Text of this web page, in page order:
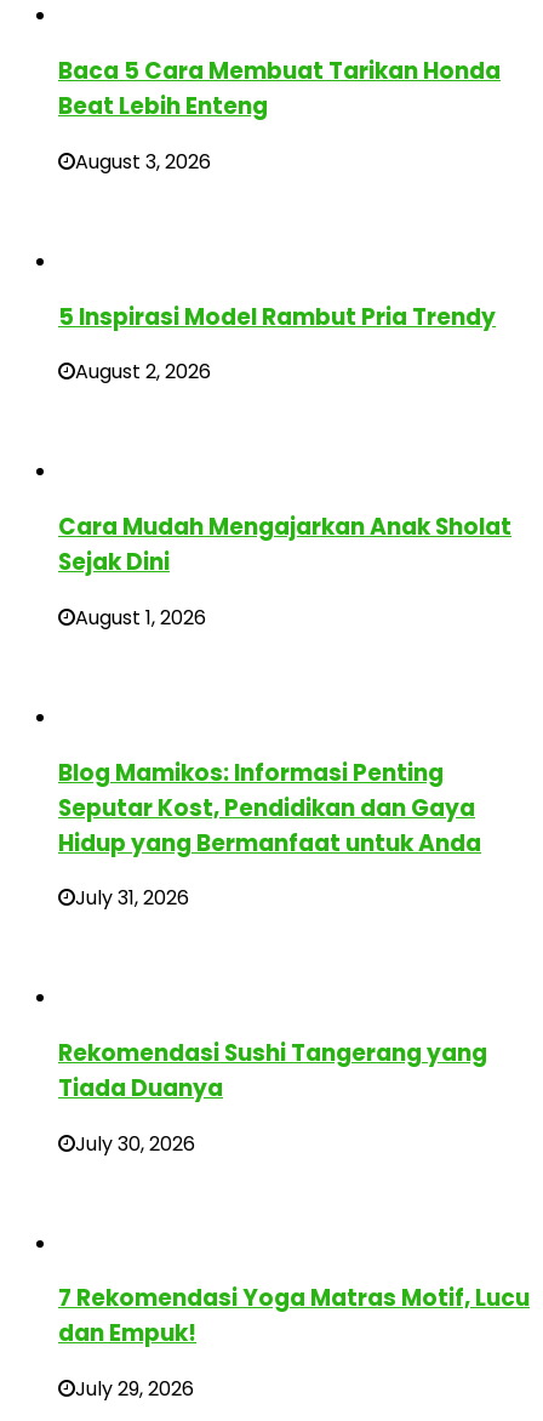
Baca 5 Cara Membuat Tarikan Honda
Beat Lebih Enteng
August 3, 2026
5 Inspirasi Model Rambut Pria Trendy
August 2, 2026
Cara Mudah Mengajarkan Anak Sholat
Sejak Dini
August 1, 2026
Blog Mamikos: Informasi Penting
Seputar Kost, Pendidikan dan Gaya
Hidup yang Bermanfaat untuk Anda
July 31, 2026
Rekomendasi Sushi Tangerang yang
Tiada Duanya
July 30, 2026
7 Rekomendasi Yoga Matras Motif, Lucu
dan Empuk!
July 29, 2026